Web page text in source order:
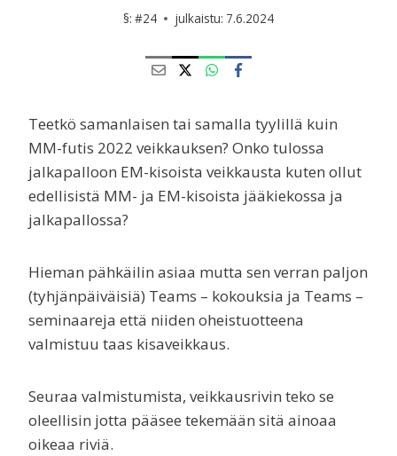
§: #24 julkaistu: 7.6.2024
Teetkö samanlaisen tai samalla tyylillä kuin
MM-futis 2022 veikkauksen? Onko tulossa
jalkapalloon EM-kisoista veikkausta kuten ollut
edellisistä MM- ja EM-kisoista jääkiekossa ja
jalkapallossa?
Hieman pähkäilin asiaa mutta sen verran paljon
(tyhjänpäiväisiä) Teams – kokouksia ja Teams –
seminaareja että niiden oheistuotteena
valmistuu taas kisaveikkaus.
Seuraa valmistumista, veikkausrivin teko se
oleellisin jotta pääsee tekemään sitä ainoaa
oikeaa riviä.